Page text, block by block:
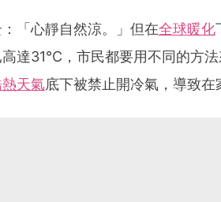
「心靜自然涼。」但在全球暖化
達31°C，市民都要用不同的方
天氣底下被禁止開冷氣，導致在